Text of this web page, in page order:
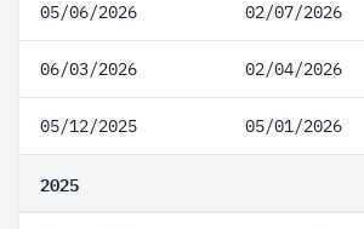
05/06/2026 02/07/2026
06/03/2026 02/04/2026
05/12/2025 05/01/2026
2025